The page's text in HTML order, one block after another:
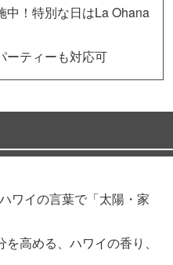
中！特別な日はLa Ohana
ーティーも対応可
ワイの言葉で「太陽・家
高める、ハワイの香り、